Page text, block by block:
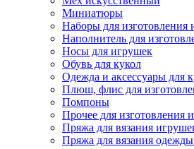
Миниатюры
Наборы для изготовления
Наполнитель для
Носы для игрушек
Обувь для кукол
Одежда и аксессуары для
Плюш, флис для
Помпоны
Прочее для изготовления
Пряжа для вязания
Пряжа для вязания